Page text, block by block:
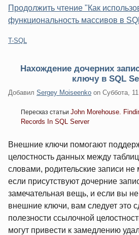
Продолжить чтение "Как
функциональность массивов в
Категории:
T-SQL
Нахождение дочерних
ключу в SQL
Добавил Sergey Moiseenko on Суббота,
Пересказ статьи John Morehouse.
Records In SQL Server
Внешние ключи помогают
целостность данных между
словами, родительские записи не
если присутствуют дочерние
замечательная вещь, и если вы не
внешние ключи, вам следует это
полезности ссылочной
могут привести к замедлению